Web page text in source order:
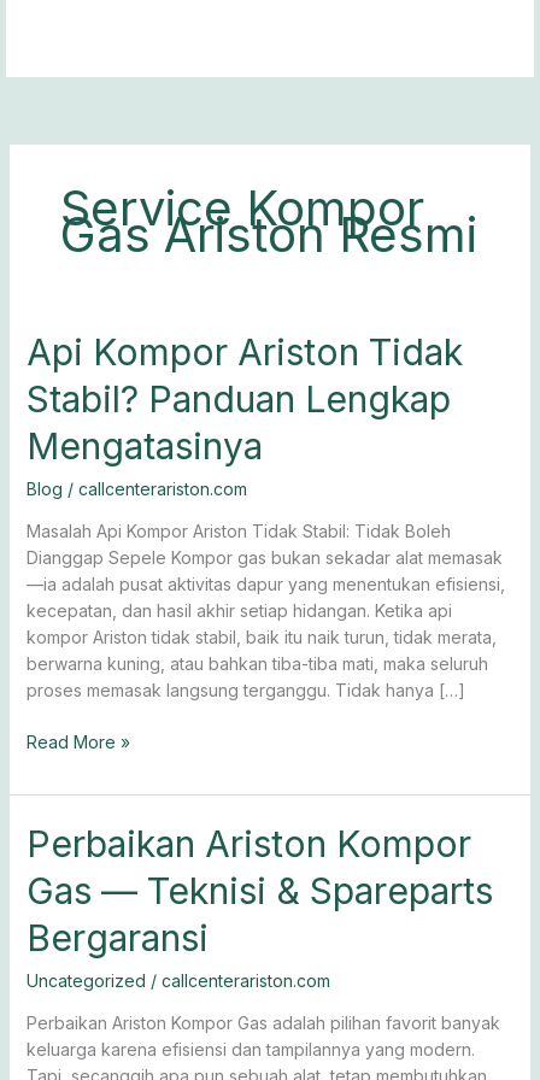
Service Kompor
Gas Ariston Resmi
Api Kompor Ariston Tidak
Stabil? Panduan Lengkap
Mengatasinya
Blog / callcenterariston.com
Masalah Api Kompor Ariston Tidak Stabil: Tidak Boleh
Dianggap Sepele Kompor gas bukan sekadar alat memasak
—ia adalah pusat aktivitas dapur yang menentukan efisiensi,
kecepatan, dan hasil akhir setiap hidangan. Ketika api
kompor Ariston tidak stabil, baik itu naik turun, tidak merata,
berwarna kuning, atau bahkan tiba-tiba mati, maka seluruh
proses memasak langsung terganggu. Tidak hanya […]
Api
Kompor
Ariston
Stabil?
Lengkap
Mengatasinya
Read More »
Perbaikan Ariston Kompor
Gas — Teknisi & Spareparts
Bergaransi
Uncategorized / callcenterariston.com
Perbaikan Ariston Kompor Gas adalah pilihan favorit banyak
keluarga karena efisiensi dan tampilannya yang modern.
Perbaikan
Ariston
Kompor
— Teknisi
Spareparts
Bergaransi